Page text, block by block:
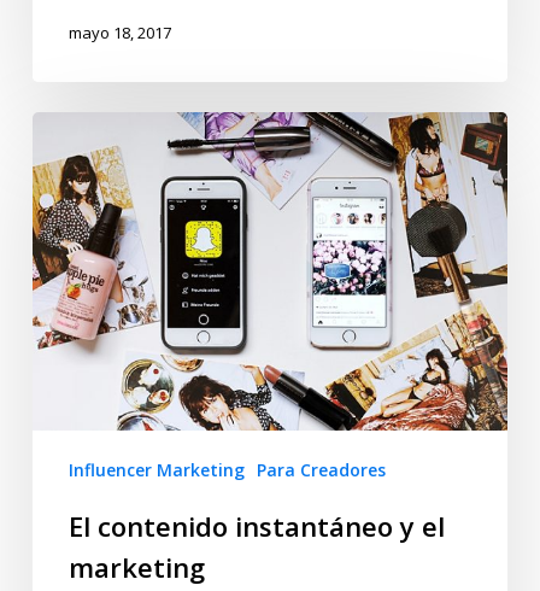
mayo 18, 2017
Influencer Marketing Para Creadores
El contenido instantáneo y el
marketing